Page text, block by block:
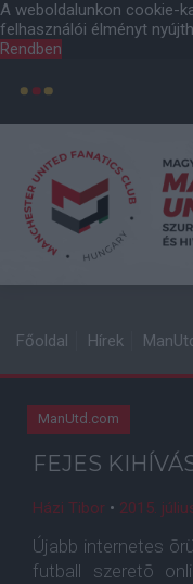
A weboldalunkon cookie-
felhasználói élményt
Rendben
Főoldal Hírek
ManUtd.com
FEJES
Házi Tibor • 2015.
Újabb internetes
futball szeretõ